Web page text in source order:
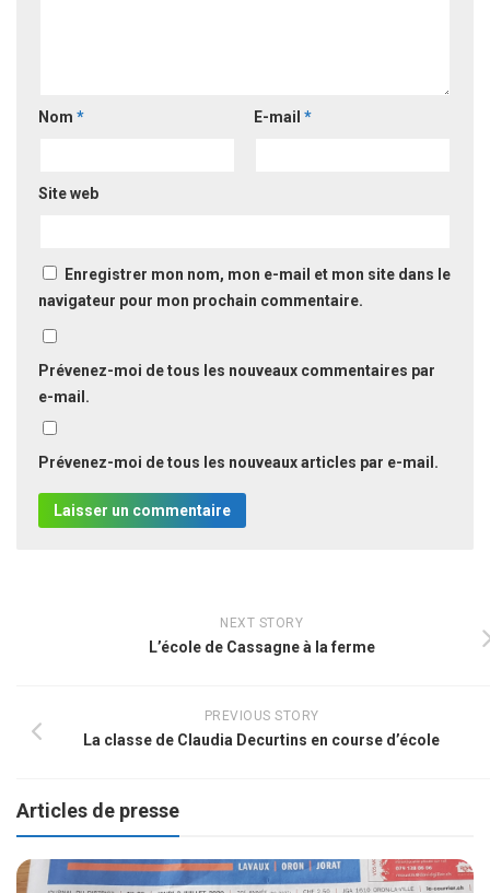
Nom * E-mail *
Site web
Enregistrer mon nom, mon e-mail et mon site dans le
navigateur pour mon prochain commentaire.
Prévenez-moi de tous les nouveaux commentaires par
e-mail.
Prévenez-moi de tous les nouveaux articles par e-mail.
NEXT STORY
L’école de Cassagne à la ferme
PREVIOUS STORY
La classe de Claudia Decurtins en course d’école
Articles de presse